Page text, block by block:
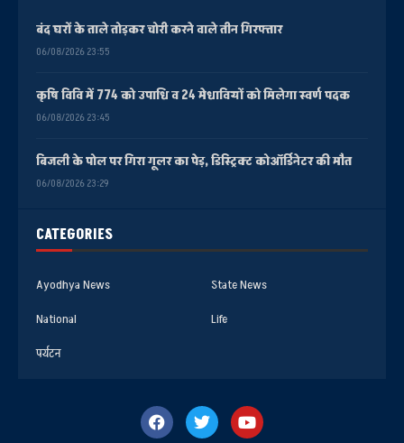
CATEGORIES
Ayodhya News
State News
National
Life
पर्यटन
बंद घरों के ताले तोड़कर चोरी करने वाले तीन गिरफ्तार
06/08/2026 23:55
कृषि विवि में 774 को उपाधि व 24 मेधावियों को मिलेगा स्वर्ण पदक
06/08/2026 23:45
बिजली के पोल पर गिरा गूलर का पेड़, डिस्ट्रिक्ट कोऑर्डिनेटर की मौत
06/08/2026 23:29